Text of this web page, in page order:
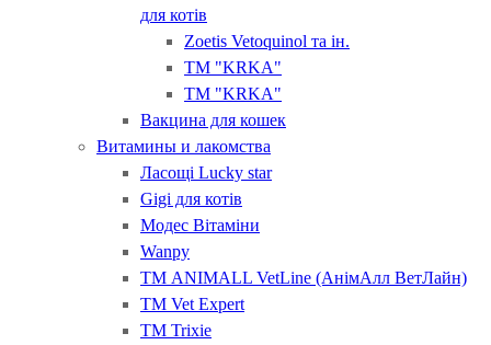
для котів
Zoetis Vetoquinol та ін.
ТМ "KRKA"
ТМ "KRKA"
Вакцина для кошек
Витамины и лакомства
Ласощі Lucky star
Gigi для котів
Модес Вітаміни
Wanpy
ТМ ANIMALL VetLine (АнімАлл ВетЛайн)
ТМ Vet Expert
ТМ Trixie